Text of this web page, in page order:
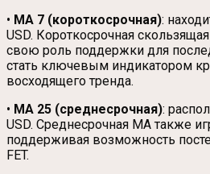
• MA 7 (короткосрочная):
USD. Короткосрочная
свою роль поддержки для
стать ключевым индикатором
восходящего тренда.
• MA 25 (среднесрочная):
USD. Среднесрочная MA также
поддерживая возможность
FET.